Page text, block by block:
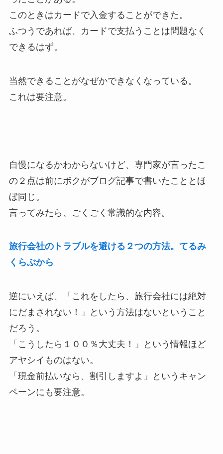
このときはカードで入金することができた。
ふつうであれば、カードで支払うことは問題なく
できるはず。
当然できることがなぜかできなくなっている。
これは要注意。
自慢になるかわからないけど、専門家が言ったこ
の２点は前にボクがブログ記事で書いたこととほ
ぼ同じ。
言ってみたら、ごくごく常識的な内容。
旅行会社のトラブルを避ける２つの方法。てるみ
くらぶから
逆にいえば、「これをしたら、旅行会社には絶対
にだまされない！」という方法はないということ
だろう。
「こうしたら１００％大丈夫！」という情報ほど
アヤシイものはない。
「現金前払いなら、割引しますよ」というキャン
ペーンにも要注意。